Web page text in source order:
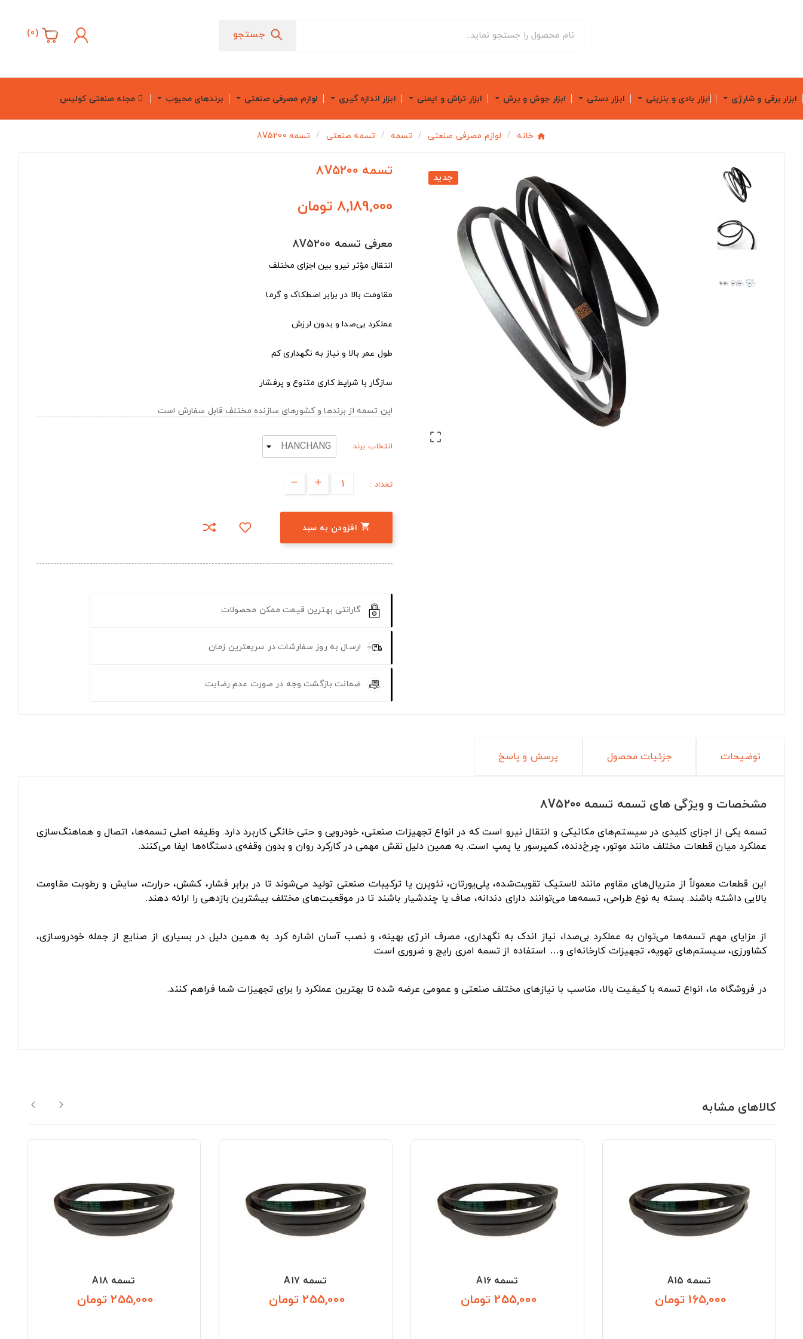
جستجو (
0
)
ابزار برقی و شارژی ابزار بادی و بنزینی ابزار دستی ابزار جوش و برش ابزار تراش و ایمنی ابزار اندازه گیری لوازم مصرفی صنعتی برندهای محبوب مجله صنعتی کولیس
خانه لوازم مصرفی صنعتی تسمه تسمه صنعتی تسمه 8V5200
جدید

تسمه 8V5200
8,189,000 تومان
معرفی تسمه 8V5200
انتقال مؤثر نیرو بین اجزای مختلف
مقاومت بالا در برابر اصطکاک و گرما
عملکرد بی‌صدا و بدون لرزش
طول عمر بالا و نیاز به نگهداری کم
سازگار با شرایط کاری متنوع و پرفشار
این تسمه از برندها و کشورهای سازنده مختلف قابل سفارش است
انتخاب برند :
تعداد :
 افزودن به سبد
گارانتی بهترین قیمت ممکن محصولات
ارسال به روز سفارشات در سریعترین زمان
ضمانت بازگشت وجه در صورت عدم رضایت
توضیحات جزئیات محصول پرسش و پاسخ
مشخصات و ویژگی های تسمه تسمه 8V5200
تسمه یکی از اجزای کلیدی در سیستم‌های مکانیکی و انتقال نیرو است که در انواع تجهیزات صنعتی، خودرویی و حتی خانگی کاربرد دارد. وظیفه اصلی تسمه‌ها، اتصال و هماهنگ‌سازی
عملکرد میان قطعات مختلف مانند موتور، چرخ‌دنده، کمپرسور یا پمپ است. به همین دلیل نقش مهمی در کارکرد روان و بدون وقفه‌ی دستگاه‌ها ایفا می‌کنند.
این قطعات معمولاً از متریال‌های مقاوم مانند لاستیک تقویت‌شده، پلی‌یورتان، نئوپرن یا ترکیبات صنعتی تولید می‌شوند تا در برابر فشار، کشش، حرارت، سایش و رطوبت مقاومت
بالایی داشته باشند. بسته به نوع طراحی، تسمه‌ها می‌توانند دارای دندانه، صاف یا چندشیار باشند تا در موقعیت‌های مختلف بیشترین بازدهی را ارائه دهند.
از مزایای مهم تسمه‌ها می‌توان به عملکرد بی‌صدا، نیاز اندک به نگهداری، مصرف انرژی بهینه، و نصب آسان اشاره کرد. به همین دلیل در بسیاری از صنایع از جمله خودروسازی،
کشاورزی، سیستم‌های تهویه، تجهیزات کارخانه‌ای و… استفاده از تسمه امری رایج و ضروری است.
در فروشگاه ما، انواع تسمه با کیفیت بالا، مناسب با نیازهای مختلف صنعتی و عمومی عرضه شده تا بهترین عملکرد را برای تجهیزات شما فراهم کنند.
کالاهای مشابه
تسمه A15
165,000 تومان
تسمه A16
255,000 تومان
تسمه A17
255,000 تومان
تسمه A18
255,000 تومان